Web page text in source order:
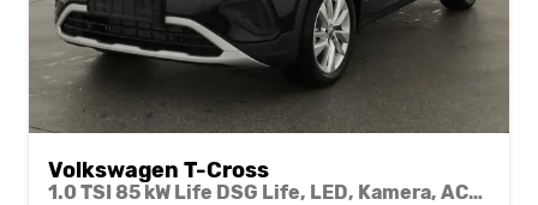
Volkswagen T-Cross
1.0 TSI 85 kW Life DSG Life, LED, Kamera, ACC, Side, Winter, 17-Zoll, 3-J. Garantie